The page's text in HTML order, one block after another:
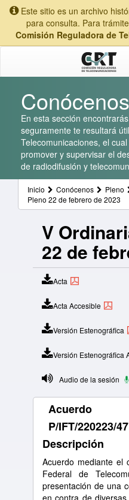
Este sitio es un archivo
para consulta. Para
Comisión Reguladora de
Conócenos
En esta sección
seguramente te resultará
Telecomunicaciones, el
promover y supervisar el
de radiodifusión y
Inicio Conócenos Pleno
Pleno 22 de febrero de 2023
V
22 de
Acta
Acta Accesible
Versión Estenográfica
Versión Estenográfica
Audio de la sesión
Acuerdo
P/IFT/220223/47
Descripción
Acuerdo mediante el
Federal de
presentación de una
en contra de